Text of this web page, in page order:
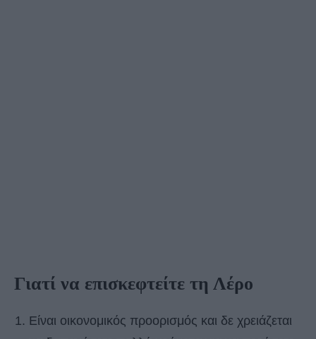
Γιατί να επισκεφτείτε τη Λέρο
Είναι οικονομικός προορισμός και δε χρειάζεται